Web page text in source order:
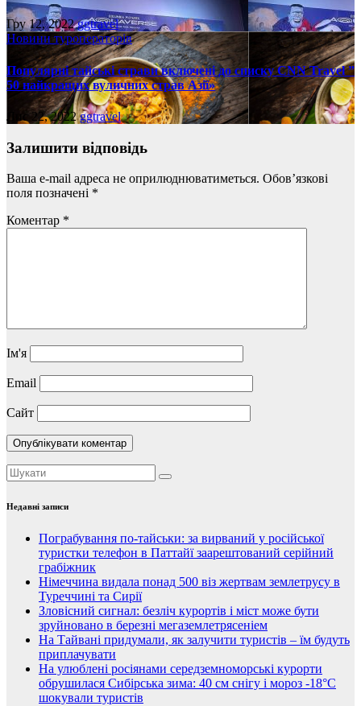
Гру 12, 2022ggtravel
Новини туроператорів
Популярні тайські страви включені до списку CNN Travel ”
50 найкращих вуличних страв Азії»
Лис 22, 2022ggtravel
Залишити відповідь
Ваша e-mail адреса не оприлюднюватиметься. Обов’язкові
поля позначені *
Коментар *
Ім'я
Email
Сайт
Недавні записи
Пограбування по-тайськи: за вирваний у російської
туристки телефон в Паттайї заарештований серійний
грабіжник
Німеччина видала понад 500 віз жертвам землетрусу в
Туреччині та Сирії
Зловісний сигнал: безліч курортів і міст може бути
зруйновано в березні мегаземлетрясеніем
На Тайвані придумали, як залучити туристів – їм будуть
приплачувати
На улюблені росіянами середземноморські курорти
обрушилася Сибірська зима: 40 см снігу і мороз -18°C
шокували туристів